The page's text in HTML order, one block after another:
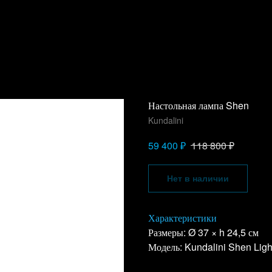
Настольная лампа Shen
Kundalini
59 400 ₽ 118 800₽
Нет в наличии
Характеристики
Размеры: Ø 37 × h 24,5 см
Модель: Kundalini Shen